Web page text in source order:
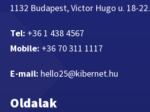
1132 Budapest, Victor Hugo u. 18-22.
Tel: +36 1 438 4567
Mobile: +36 70 311 1117
E-mail: hello25@kibernet.hu
Oldalak